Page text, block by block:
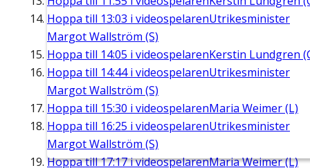
Hoppa till 13:03 i videospelarenUtrikesminister
Margot Wallström (S)
Hoppa till 14:05 i videospelarenKerstin Lundgren
Hoppa till 14:44i videospelarenUtrikesminister
Margot Wallström (S)
Hoppa till 15:30 i videospelarenMaria Weimer (L)
Hoppa till 16:25 i videospelarenUtrikesminister
Margot Wallström (S)
Hoppa till17:17i videospelarenMaria Weimer (L)